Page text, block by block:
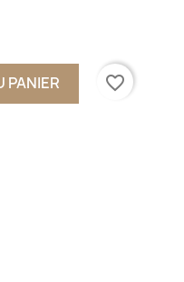
PANIER favorite_border